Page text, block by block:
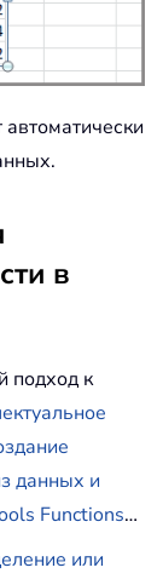
в
подход к
данных и
Functions…
или